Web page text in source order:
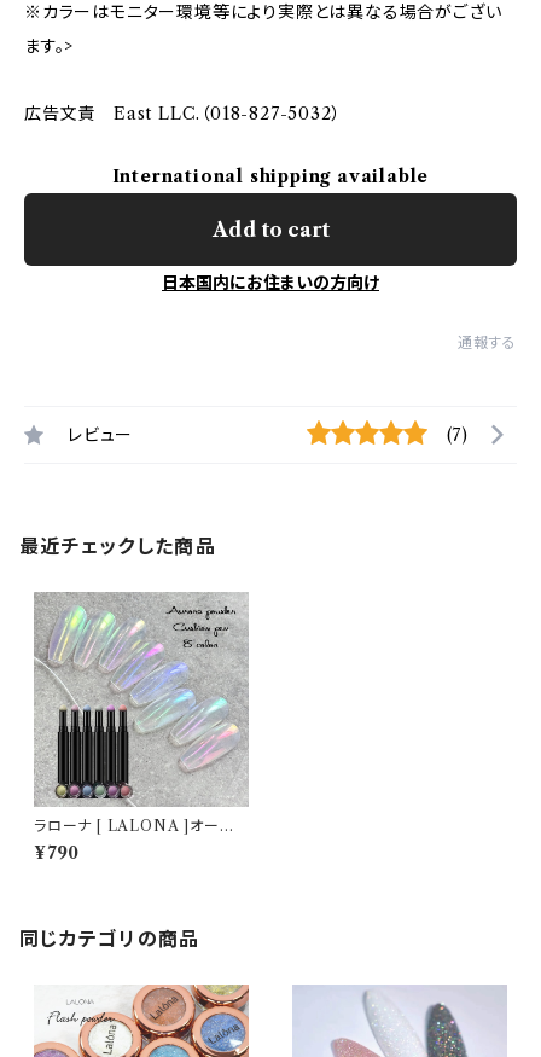
※カラーはモニター環境等により実際とは異なる場合がござい
ます。>
広告文責 East LLC.（018-827-5032）
International shipping available
Add to cart
日本国内にお住まいの方向け
通報する
レビュー (7)
最近チェックした商品
ラローナ [ LALONA ]オーロラ
パウダー CH( クッションペンタ
イプ ) ジェルネイル/ネイルアー
¥790
同じカテゴリの商品